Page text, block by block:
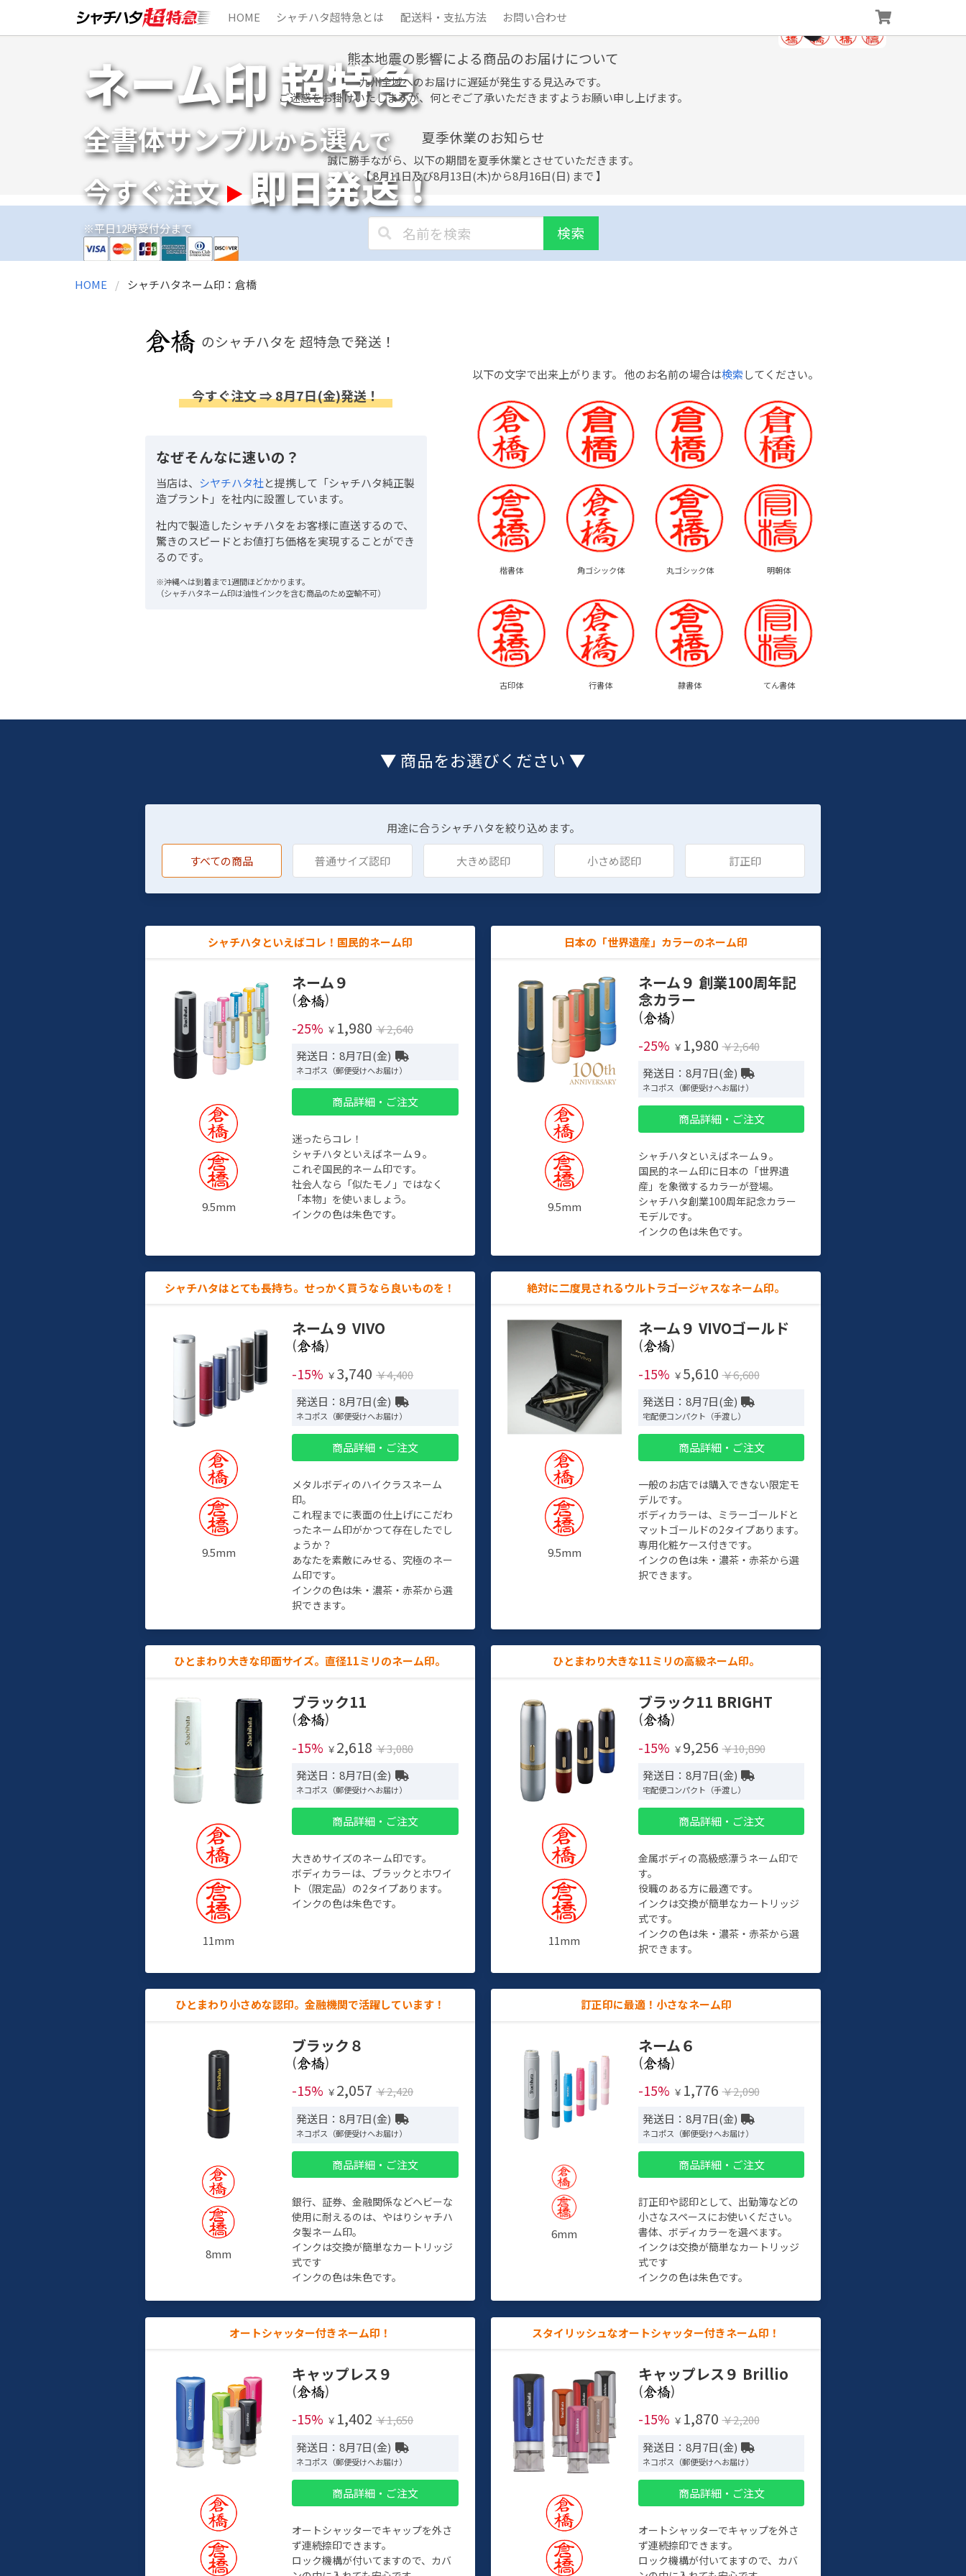
HOME シャチハタ超特急とは 配送料・支払方法 お問い合わせ
ネーム印 超特急
全書体サンプルから選んで
今すぐ注文 即日発送！
※平日12時受付分まで
熊本地震の影響による商品のお届けについて
九州全域へのお届けに遅延が発生する見込みです。
ご迷惑をお掛けいたしますが、何とぞご了承いただきますようお願い申し上げます。
夏季休業のお知らせ
誠に勝手ながら、以下の期間を夏季休業とさせていただきます。
【 8月11日及び8月13日(木)から8月16日(日) まで 】
検索
HOME シャチハタネーム印：倉橋
のシャチハタを 超特急で発送！
以下の文字で出来上がります。 他のお名前の場合は検索してください。
楷書体 角ゴシック体 丸ゴシック体 明朝体
古印体 行書体 隷書体 てん書体
今すぐ注文 ⇒ 8月7日(金)発送！
なぜそんなに速いの？
当店は、 シヤチハタ社と提携して「シャチハタ純正製
造プラント」を社内に設置しています。
社内で製造したシャチハタをお客様に直送するので、
驚きのスピードとお値打ち価格を実現することができ
るのです。
※沖縄へは到着まで1週間ほどかかります。
（シャチハタネーム印は油性インクを含む商品のため空輸不可）
▼ 商品をお選びください ▼
用途に合うシャチハタを絞り込めます。
すべての商品 普通サイズ認印 大きめ認印 小さめ認印 訂正印
シャチハタといえばコレ！国民的ネーム印
9.5mm
ネーム９
(
)
-25% ￥ 1,980 ￥2,640
発送日：8月7日(金)
ネコポス（郵便受けへお届け）
商品詳細・ご注文
迷ったらコレ！
シャチハタといえばネーム９。
これぞ国民的ネーム印です。
社会人なら「似たモノ」ではなく
「本物」を使いましょう。
インクの色は朱色です。
日本の「世界遺産」カラーのネーム印
9.5mm
ネーム９ 創業100周年記
念カラー
(
)
-25% ￥ 1,980 ￥2,640
発送日：8月7日(金)
ネコポス（郵便受けへお届け）
商品詳細・ご注文
シャチハタといえばネーム９。
国民的ネーム印に日本の「世界遺
産」を象徴するカラーが登場。
シャチハタ創業100周年記念カラー
モデルです。
インクの色は朱色です。
シャチハタはとても長持ち。せっかく買うなら良いものを！
9.5mm
ネーム９ VIVO
(
)
-15% ￥ 3,740 ￥4,400
発送日：8月7日(金)
ネコポス（郵便受けへお届け）
商品詳細・ご注文
メタルボディのハイクラスネーム
印。
これ程までに表面の仕上げにこだわ
ったネーム印がかつて存在したでし
ょうか？
あなたを素敵にみせる、究極のネー
ム印です。
インクの色は朱・濃茶・赤茶から選
択できます。
絶対に二度見されるウルトラゴージャスなネーム印。
9.5mm
ネーム９ VIVOゴールド
(
)
-15% ￥ 5,610 ￥6,600
発送日：8月7日(金)
宅配便コンパクト（手渡し）
商品詳細・ご注文
一般のお店では購入できない限定モ
デルです。
ボディカラーは、ミラーゴールドと
マットゴールドの2タイプあります。
専用化粧ケース付きです。
インクの色は朱・濃茶・赤茶から選
択できます。
ひとまわり大きな印面サイズ。直径11ミリのネーム印。
11mm
ブラック11
(
)
-15% ￥ 2,618 ￥3,080
発送日：8月7日(金)
ネコポス（郵便受けへお届け）
商品詳細・ご注文
大きめサイズのネーム印です。
ボディカラーは、ブラックとホワイ
ト（限定品）の2タイプあります。
インクの色は朱色です。
ひとまわり大きな11ミリの高級ネーム印。
11mm
ブラック11 BRIGHT
(
)
-15% ￥ 9,256 ￥10,890
発送日：8月7日(金)
宅配便コンパクト（手渡し）
商品詳細・ご注文
金属ボディの高級感漂うネーム印で
す。
役職のある方に最適です。
インクは交換が簡単なカートリッジ
式です。
インクの色は朱・濃茶・赤茶から選
択できます。
ひとまわり小さめな認印。金融機関で活躍しています！
8mm
ブラック８
(
)
-15% ￥ 2,057 ￥2,420
発送日：8月7日(金)
ネコポス（郵便受けへお届け）
商品詳細・ご注文
銀行、証券、金融関係などヘビーな
使用に耐えるのは、やはりシャチハ
タ製ネーム印。
インクは交換が簡単なカートリッジ
式です
インクの色は朱色です。
訂正印に最適！小さなネーム印
6mm
ネーム６
(
)
-15% ￥ 1,776 ￥2,090
発送日：8月7日(金)
ネコポス（郵便受けへお届け）
商品詳細・ご注文
訂正印や認印として、出勤簿などの
小さなスペースにお使いください。
書体、ボディカラーを選べます。
インクは交換が簡単なカートリッジ
式です
インクの色は朱色です。
オートシャッター付きネーム印！
キャップレス９
(
)
-15% ￥ 1,402 ￥1,650
発送日：8月7日(金)
ネコポス（郵便受けへお届け）
商品詳細・ご注文
オートシャッターでキャップを外さ
ず連続捺印できます。
ロック機構が付いてますので、カバ
スタイリッシュなオートシャッター付きネーム印！
キャップレス９ Brillio
(
)
-15% ￥ 1,870 ￥2,200
発送日：8月7日(金)
ネコポス（郵便受けへお届け）
商品詳細・ご注文
オートシャッターでキャップを外さ
ず連続捺印できます。
ロック機構が付いてますので、カバ